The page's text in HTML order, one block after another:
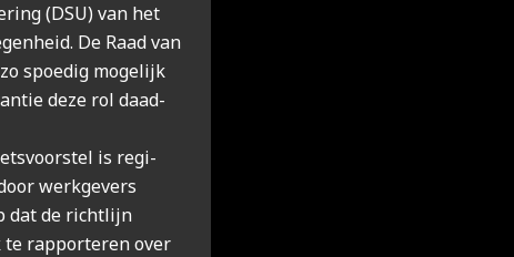
(DSU) van het
De Raad van
spoe­dig moge­lijk
deze rol daad­
is regi­
werk­ge­vers
dat de richt­lijn
rap­por­te­ren over